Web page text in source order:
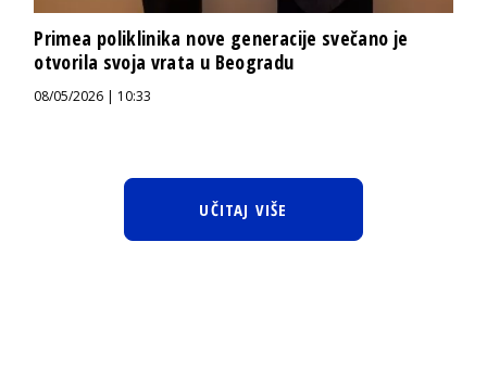
Primea poliklinika nove generacije svečano je
otvorila svoja vrata u Beogradu
08/05/2026 | 10:33
UČITAJ VIŠE